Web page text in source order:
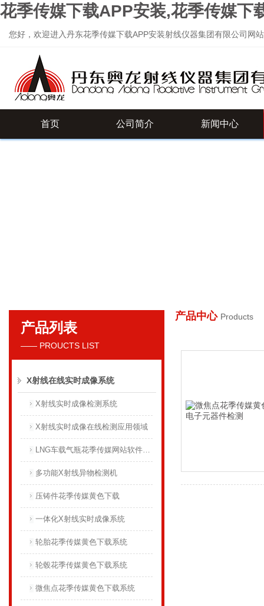
花季传媒下载APP安装,花季传媒下
您好，欢迎进入丹东花季传媒下载APP安装射线仪器集团有限公司网站
丹东花季传媒下载APP安装射线仪器集团有限公司
首页 公司简介 新闻中心
产品列表
—— PROUCTS LIST
X射线在线实时成像系统
X射线实时成像检测系统
X射线实时成像在线检测应用领域
LNG车载气瓶花季传媒网站软件下载系统
多功能X射线异物检测机
压铸件花季传媒黄色下载
一体化X射线实时成像系统
轮胎花季传媒黄色下载系统
轮毂花季传媒黄色下载系统
微焦点花季传媒黄色下载系统
产品中心 Products